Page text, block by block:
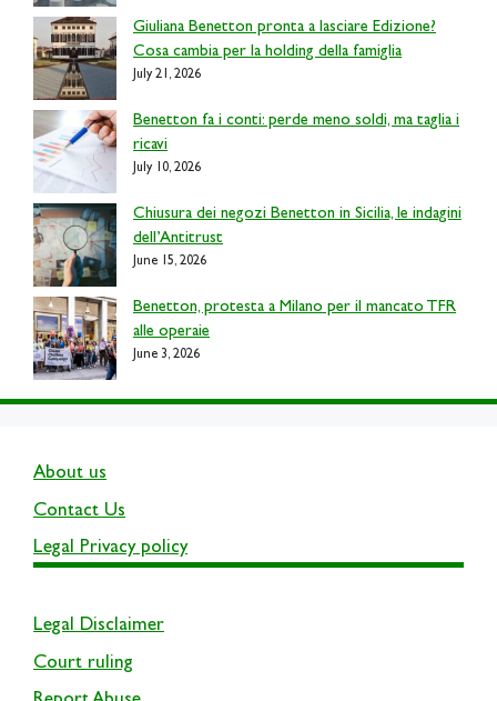
Giuliana Benetton pronta a lasciare Edizione?
Cosa cambia per la holding della famiglia
July 21, 2026
Benetton fa i conti: perde meno soldi, ma taglia i
ricavi
July 10, 2026
Chiusura dei negozi Benetton in Sicilia, le indagini
dell’Antitrust
June 15, 2026
Benetton, protesta a Milano per il mancato TFR
alle operaie
June 3, 2026
About us
Contact Us
Legal Privacy policy
Legal Disclaimer
Court ruling